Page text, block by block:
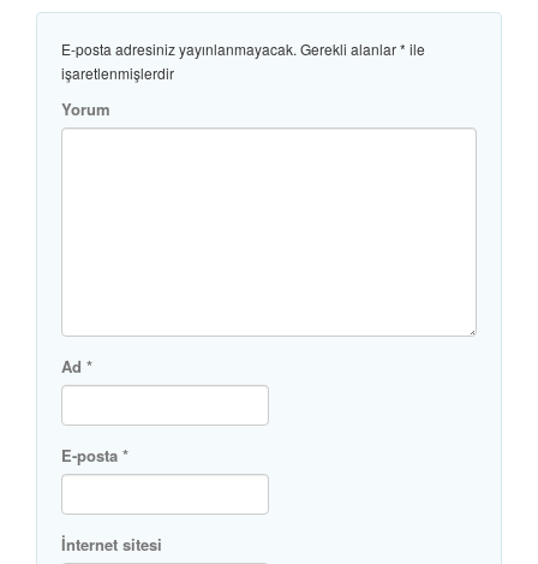
E-posta adresiniz yayınlanmayacak.Gerekli alanlar* ile
işaretlenmişlerdir
Yorum
Ad *
E-posta *
İnternet sitesi